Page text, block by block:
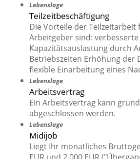
Lebenslage
Teilzeitbeschäftigung
Die Vorteile der Teilzeitarbeit
Arbeitgeber sind: verbesserte
Kapazitätsauslastung durch
Betriebszeiten Erhöhung der
flexible Einarbeitung eines
Lebenslage
Arbeitsvertrag
Ein Arbeitsvertrag kann
abgeschlossen werden.
Lebenslage
Midijob
Liegt Ihr monatliches